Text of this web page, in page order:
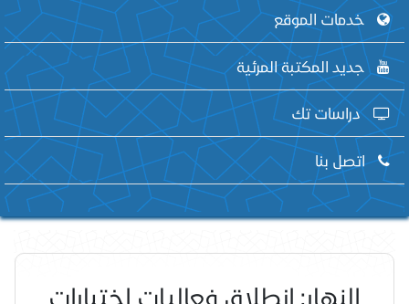
خدمات الموقع
جديد المكتبة المرئية
دراسات تك
اتصل بنا
النهار: انطلاق فعاليات اختبارات